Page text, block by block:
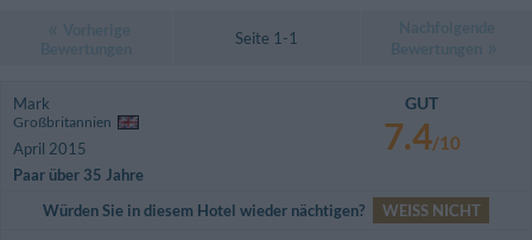
Seite 1-1
Mark
Großbritannien
April 2015
Paar über 35 Jahre
GUT
7.4/10
Würden Sie in diesem Hotel wieder nächtigen?
WEISS NICHT